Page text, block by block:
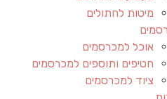
מיטות לחתולים
אוכל למכרסמים
חטיפים ותוספים למכרסמים
ציוד למכרסמים